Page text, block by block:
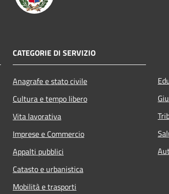
CATEGORIE DI SERVIZIO
Anagrafe e stato civile
Cultura e tempo libero
Vita lavorativa
Imprese e Commercio
Appalti pubblici
Catasto e urbanistica
Mobilità e trasporti